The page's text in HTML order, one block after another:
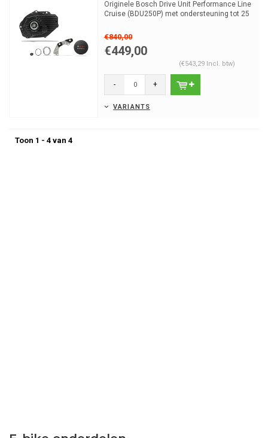
Originele Bosch Drive Unit Performance Line
Cruise (BDU250P) met ondersteuning tot 25
€840,00
€449,00
(€543,29 Incl. btw)
- +
VARIANTS
Toon 1 - 4 van 4